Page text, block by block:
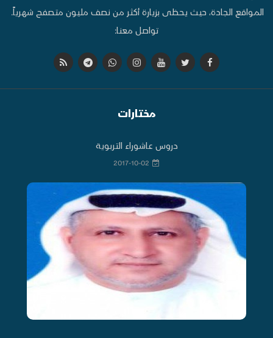
المواقع الجادة، حيث يحظى بزيارة أكثر من نصف مليون متصفح شهرياً.
تواصل معنا:
مختارات
دروس عاشوراء التربوية
2017-10-02